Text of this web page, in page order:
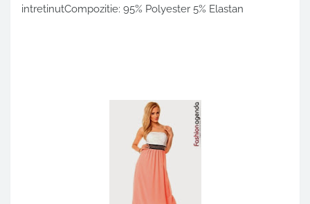
intretinutCompozitie: 95% Polyester 5% Elastan